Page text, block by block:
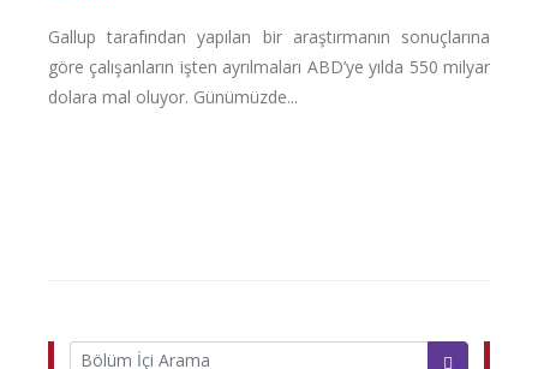
Gallup tarafından yapılan bir araştırmanın sonuçlarına
göre çalışanların işten ayrılmaları ABD’ye yılda 550 milyar
dolara mal oluyor. Günümüzde...